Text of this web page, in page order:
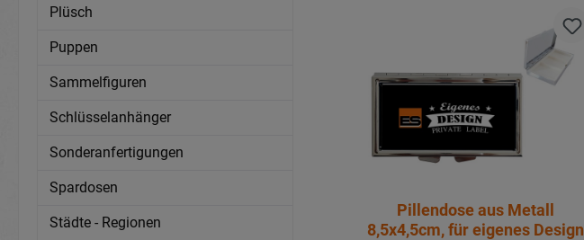
Plüsch
Puppen
Sammelfiguren
Schlüsselanhänger
Sonderanfertigungen
Spardosen
Städte - Regionen
Pillendose aus Metall
8,5x4,5cm, für eigenes Design